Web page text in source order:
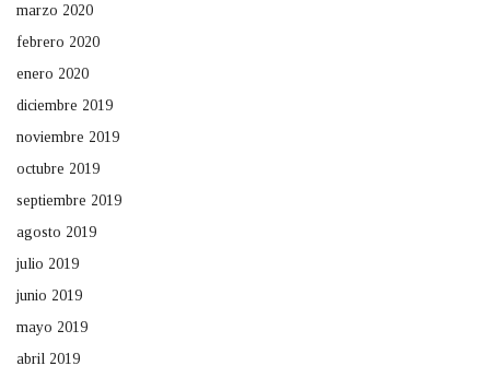
marzo 2020
febrero 2020
enero 2020
diciembre 2019
noviembre 2019
octubre 2019
septiembre 2019
agosto 2019
julio 2019
junio 2019
mayo 2019
abril 2019